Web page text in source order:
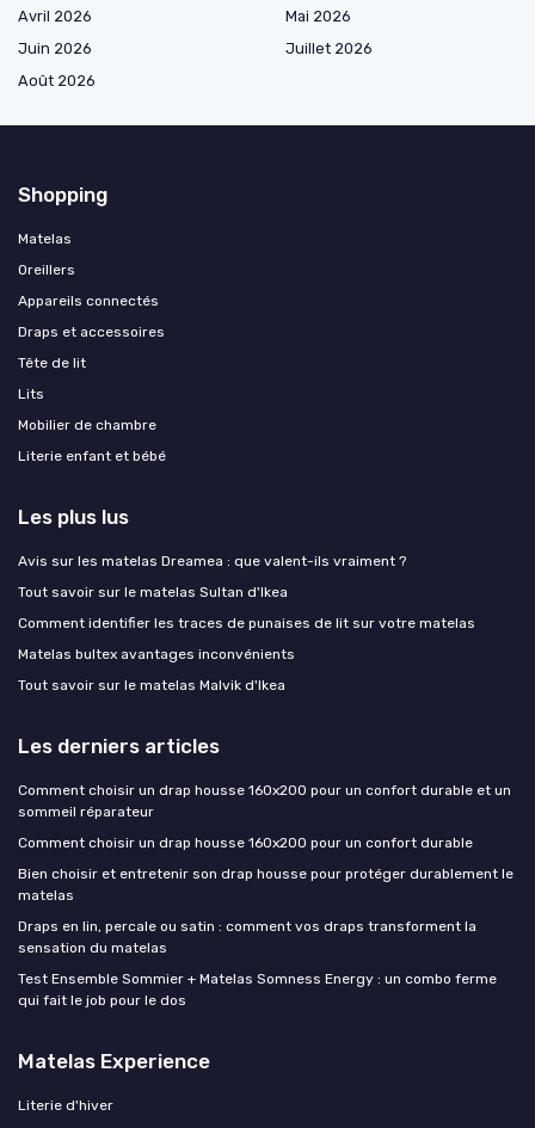
Avril 2026
Mai 2026
Juin 2026
Juillet 2026
Août 2026
Shopping
Matelas
Oreillers
Appareils connectés
Draps et accessoires
Tête de lit
Lits
Mobilier de chambre
Literie enfant et bébé
Les plus lus
Avis sur les matelas Dreamea : que valent-ils vraiment ?
Tout savoir sur le matelas Sultan d'Ikea
Comment identifier les traces de punaises de lit sur votre matelas
Matelas bultex avantages inconvénients
Tout savoir sur le matelas Malvik d'Ikea
Les derniers articles
Comment choisir un drap housse 160x200 pour un confort durable et un
sommeil réparateur
Comment choisir un drap housse 160x200 pour un confort durable
Bien choisir et entretenir son drap housse pour protéger durablement le
matelas
Draps en lin, percale ou satin : comment vos draps transforment la
sensation du matelas
Test Ensemble Sommier + Matelas Somness Energy : un combo ferme
qui fait le job pour le dos
Matelas Experience
Literie d'hiver